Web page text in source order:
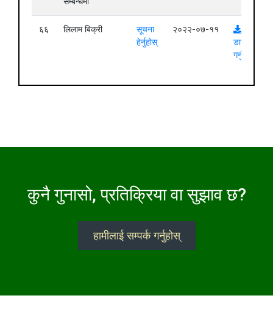
६६ लिलाम बिक्री
सूचना
हेर्नुहोस्
२०२२-०७-११
डाउनलोड
गर्नुहोस्
कुनै गुनासो, प्रतिक्रिया वा सुझाव छ?
हामीलाई सम्पर्क गर्नुहोस्